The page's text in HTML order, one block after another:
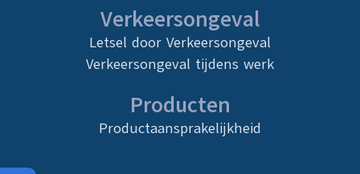
Verkeersongeval
Letsel door Verkeersongeval
Verkeersongeval tijdens werk
Producten
Productaansprakelijkheid